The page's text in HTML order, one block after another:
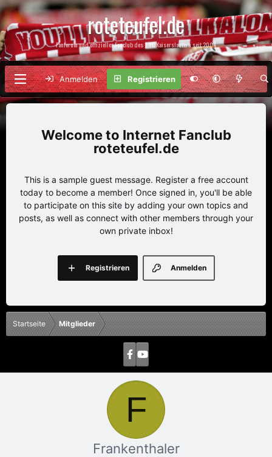
roteteufel.de
Fanforum und offizieller Fanclub des 1. FC Kaiserslautern seit 2004
Anmelden Registrieren
Internet Fanclub
roteteufel.de
This is a sample guest message. Register a free account
today to become a member! Once signed in, you'll be able
to participate on this site by adding your own topics and
posts, as well as connect with other members through your
own private inbox!
Anmelden
Registrieren
Startseite Mitglieder
F
Frankenthaler